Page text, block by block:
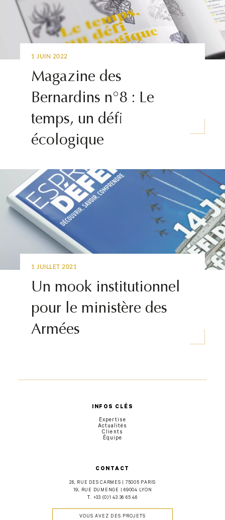
1 JUIN 2022
Magazine des
Bernardins n°8 : Le
temps, un défi
écologique
1 JUILLET 2021
Un mook institutionnel
pour le ministère des
Armées
CONTACT
26, RUE DES CARMES | 75005 PARIS
19, RUE DUMENGE | 69004 LYON
T. +33 (0)1 43 36 65 46
VOUS AVEZ DES PROJETS
INFOS CLÉS
Expertise
Actualités
Clients
Équipe